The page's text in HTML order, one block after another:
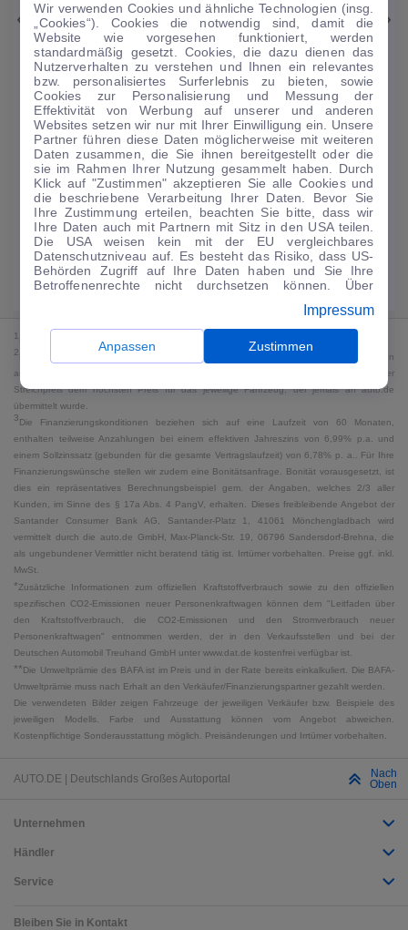
Skoda Octavia
Ambition PHEV
51.093 km· 03/2023· Hybrid·Automatik
Finanzierung Kaufen
224€/mtl.
Guter Preis4
0 € Anzahlung ·60 Monate ·Finanzierungs-Details
Angebot anfragen Rate anpassen
49,9 kWh/100 km + 19,9 l/100 km (gew., komb.) · 19,9 l/100 km (entl.) ·
CO₂ 499 g/km · Klasse G (gew.) / G (entl.)*
1
2 Bei dem Streichpreis handelt es sich für Neufahrzeuge und junge Gebrauchte um den
an auto.de übermittelten Listenpreis. Für alle anderen Fahrzeuge entspricht der
Streichpreis dem höchsten Preis für das jeweilige Fahrzeug, der jemals an auto.de
übermittelt wurde.
3Die Finanzierungskonditionen beziehen sich auf eine Laufzeit von 60 Monaten,
enthalten teilweise Anzahlungen bei einem effektiven Jahreszins von 6,99% p.a. und
einem Sollzinssatz (gebunden für die gesamte Vertragslaufzeit) von 6,78% p. a.. Für Ihre
Finanzierungswünsche stellen wir zudem eine Bonitätsanfrage. Bonität vorausgesetzt, ist
dies ein repräsentatives Berechnungsbeispiel gem. der Angaben, welches 2/3 aller
Kunden, im Sinne des § 17a Abs. 4 PangV, erhalten. Dieses freibleibende Angebot der
Santander Consumer Bank AG, Santander-Platz 1, 41061 Mönchengladbach wird
vermittelt durch die auto.de GmbH, Max-Planck-Str. 19, 06796 Sandersdorf-Brehna, die
als ungebundener Vermittler nicht beratend tätig ist. Irrtümer vorbehalten. Preise ggf. inkl.
MwSt.
*Zusätzliche Informationen zum offiziellen Kraftstoffverbrauch sowie zu den offiziellen
spezifischen CO2-Emissionen neuer Personenkraftwagen können dem "Leitfaden über
den Kraftstoffverbrauch, die CO2-Emissionen und den Stromverbrauch neuer
Personenkraftwagen" entnommen werden, der in den Verkaufsstellen und bei der
Deutschen Automobil Treuhand GmbH unter www.dat.de kostenfrei verfügbar ist.
**Die Umweltprämie des BAFA ist im Preis und in der Rate bereits einkalkuliert. Die BAFA-
Umweltprämie muss nach Erhalt an den Verkäufer/Finanzierungspartner gezahlt werden.
Die verwendeten Bilder zeigen Fahrzeuge der jeweiligen Verkäufer bzw. Beispiele des
jeweiligen Modells. Farbe und Ausstattung können vom Angebot abweichen.
Kostenpflichtige Sonderausstattung möglich. Preisänderungen und Irrtümer vorbehalten.
AUTO.DE | Deutschlands Großes Autoportal
Nach
Oben
Unternehmen
Händler
Service
Bleiben Sie in Kontakt
Wir verwenden Cookies und ähnliche Technologien (insg.
„Cookies“). Cookies die notwendig sind, damit die
Website wie vorgesehen funktioniert, werden
standardmäßig gesetzt. Cookies, die dazu dienen das
Nutzerverhalten zu verstehen und Ihnen ein relevantes
bzw. personalisiertes Surferlebnis zu bieten, sowie
Cookies zur Personalisierung und Messung der
Effektivität von Werbung auf unserer und anderen
Websites setzen wir nur mit Ihrer Einwilligung ein. Unsere
Partner führen diese Daten möglicherweise mit weiteren
Daten zusammen, die Sie ihnen bereitgestellt oder die
sie im Rahmen Ihrer Nutzung gesammelt haben. Durch
Klick auf "Zustimmen" akzeptieren Sie alle Cookies und
die beschriebene Verarbeitung Ihrer Daten. Bevor Sie
Ihre Zustimmung erteilen, beachten Sie bitte, dass wir
Ihre Daten auch mit Partnern mit Sitz in den USA teilen.
Die USA weisen kein mit der EU vergleichbares
Datenschutzniveau auf. Es besteht das Risiko, dass US-
Behörden Zugriff auf Ihre Daten haben und Sie Ihre
Betroffenenrechte nicht durchsetzen können. Über
anpassen. Dies ist auch später jederzeit im Bereich
Cookie-Richtliniemöglich. Weitere Informationen finden
Sie in unsererDatenschutzerklärung .
Impressum
Anpassen Zustimmen